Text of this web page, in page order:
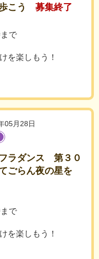
こう
募集終了
で
を楽しもう！
05月28日
ラダンス 第３０
ごらん夜の星を
で
を楽しもう！